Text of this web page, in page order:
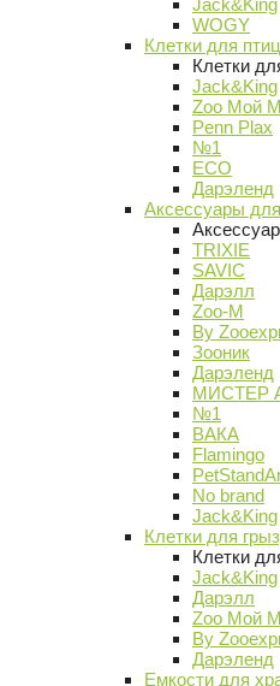
Jack&King
WOGY
Клетки для птиц
Клетки
Jack&King
Zoo Мой
Penn Plax
№1
ECO
Дарэленд
Аксессуары
TRIXIE
SAVIC
Дарэлл
Zoo-M
By
Зооник
Дарэленд
МИСТЕР
№1
ВАКА
Flamingo
No brand
Jack&King
Клетки для
Клетки
Jack&King
Дарэлл
Zoo Мой
By
Дарэленд
Емкости для